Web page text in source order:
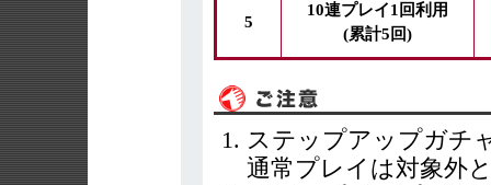
5
10連プレイ1回利用
(累計5回)
ステップアップガチ
通常プレイは対象外